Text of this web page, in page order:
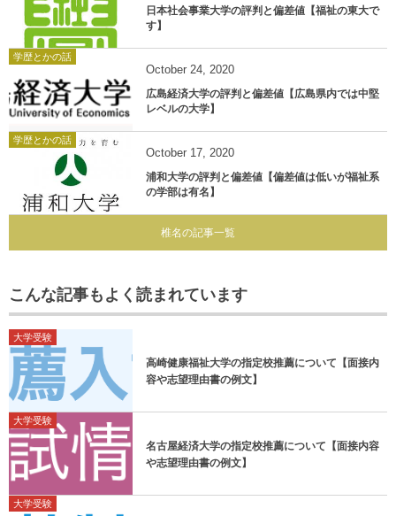
日本社会事業大学の評判と偏差値【福祉の東大で
す】
学歴とかの話
October 24, 2020
広島経済大学の評判と偏差値【広島県内では中堅
レベルの大学】
学歴とかの話
October 17, 2020
浦和大学の評判と偏差値【偏差値は低いが福祉系
の学部は有名】
椎名の記事一覧
こんな記事もよく読まれています
大学受験
高崎健康福祉大学の指定校推薦について【面接内
容や志望理由書の例文】
大学受験
名古屋経済大学の指定校推薦について【面接内容
や志望理由書の例文】
大学受験